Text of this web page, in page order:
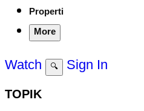
Properti
More
Watch 🔍 Sign In
TOPIK